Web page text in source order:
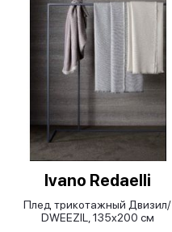
Ivano Redaelli
Плед трикотажный Двизил/
DWEEZIL, 135х200 см